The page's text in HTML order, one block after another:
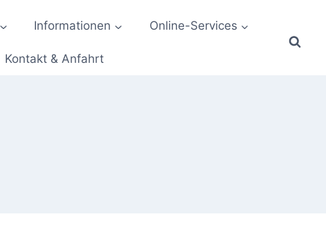
Informationen Online-Services
Kontakt & Anfahrt